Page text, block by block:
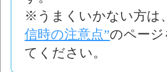
※うまくいかない方は、
信時の注意点”のページ
てください。